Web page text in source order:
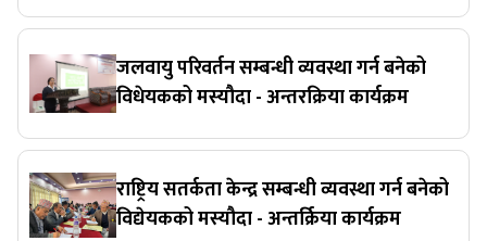
जलवायु परिवर्तन सम्बन्धी व्यवस्था गर्न बनेको
विधेयकको मस्यौदा - अन्तरक्रिया कार्यक्रम
राष्ट्रिय सतर्कता केन्द्र सम्बन्धी व्यवस्था गर्न बनेको
विद्येयकको मस्यौदा - अन्तर्क्रिया कार्यक्रम